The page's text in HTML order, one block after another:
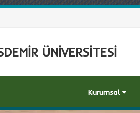
ÜNİVERSİTESİ
Kurumsal